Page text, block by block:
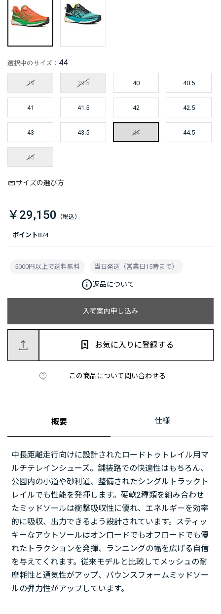
ポイント874
選択中のサイズ： 44
39 39.5 40 40.5
41 41.5 42 42.5
43 43.5 44 44.5
45
サイズの選び方
￥29,150
入荷案内申し込み
この商品について問い合わせる
お気に入りに登録する
5000円以上で送料無料 当日発送（営業日15時まで）
info返品について
概要 仕様
中長距離走行向けに設計されたロードトゥトレイル用マ
ルチテレインシューズ。舗装路での快適性はもちろん、
公園内の小道や砂利道、整備されたシングルトラックト
レイルでも性能を発揮します。硬軟2種類を組み合わせ
たミッドソールは衝撃吸収性に優れ、エネルギーを効率
的に吸収、出力できるよう設計されています。スティッ
キーなアウトソールはオンロードでもオフロードでも優
れたトラクションを発揮、ランニングの幅を広げる自信
を与えてくれます。従来モデルと比較してメッシュの耐
摩耗性と通気性がアップ、バウンスフォームミッドソー
ルの弾力性がアップしています。